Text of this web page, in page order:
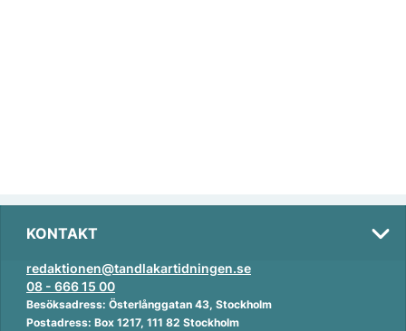
KONTAKT
redaktionen@tandlakartidningen.se
08 - 666 15 00
Besöksadress: Österlånggatan 43, Stockholm
Postadress: Box 1217, 111 82 Stockholm